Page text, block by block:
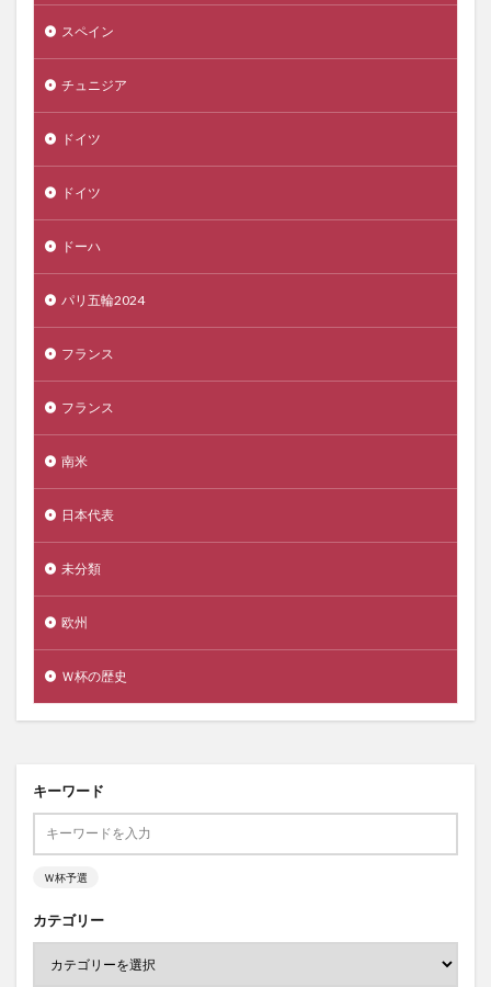
スペイン
チュニジア
ドイツ
ドイツ
ドーハ
パリ五輪2024
フランス
フランス
南米
日本代表
未分類
欧州
Ｗ杯の歴史
キーワード
Ｗ杯予選
カテゴリー